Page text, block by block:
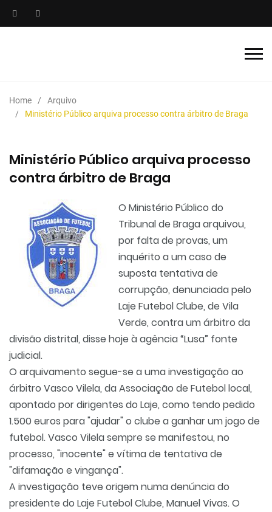
Home
Arquivo
Ministério Público arquiva processo contra árbitro de Braga
Ministério Público arquiva processo
contra árbitro de Braga
O Ministério Público do
Tribunal de Braga arquivou,
por falta de provas, um
inquérito a um caso de
suposta tentativa de
corrupção, denunciada pelo
Laje Futebol Clube, de Vila
Verde, contra um árbitro da
divisão distrital, disse hoje à agência “Lusa” fonte
judicial.
O arquivamento segue-se a uma investigação ao
árbitro Vasco Vilela, da Associação de Futebol local,
apontado por dirigentes do Laje, como tendo pedido
1.500 euros para "ajudar" o clube a ganhar um jogo de
futebol. Vasco Vilela sempre se manifestou, no
processo, "inocente" e vítima de tentativa de
"difamação e vingança".
A investigação teve origem numa denúncia do
presidente do Laje Futebol Clube, Manuel Vivas. O